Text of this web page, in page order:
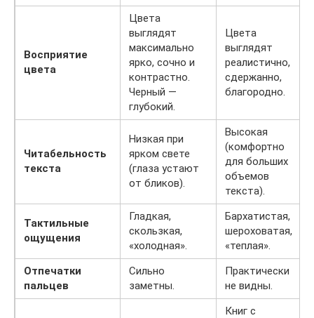
Восприятие
цвета
Цвета
выглядят
максимально
ярко, сочно и
контрастно.
Черный —
глубокий.
Цвета
выглядят
реалистично,
сдержанно,
благородно.
Читабельность
текста
Низкая при
ярком свете
(глаза устают
от бликов).
Высокая
(комфортно
для больших
объемов
текста).
Тактильные
ощущения
Гладкая,
скользкая,
«холодная».
Бархатистая,
шероховатая,
«теплая».
Отпечатки
пальцев
Сильно
заметны.
Практически
не видны.
Книг с